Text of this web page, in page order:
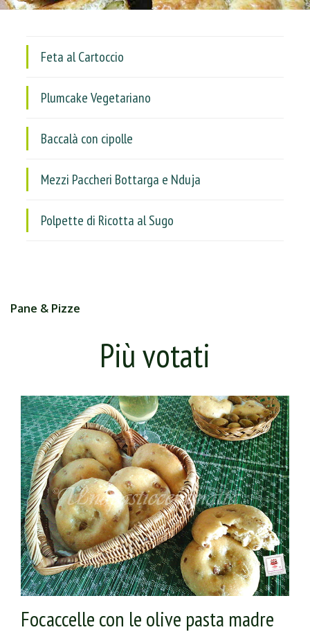
Feta al Cartoccio
Plumcake Vegetariano
Baccalà con cipolle
Mezzi Paccheri Bottarga e Nduja
Polpette di Ricotta al Sugo
Pane & Pizze
Più votati
Focaccelle con le olive pasta madre